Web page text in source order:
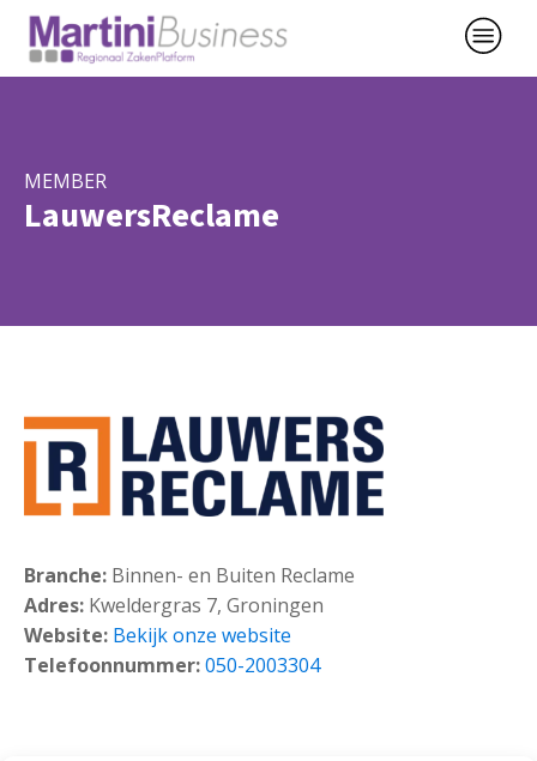
MEMBER
LauwersReclame
Branche: Binnen- en Buiten Reclame
Adres: Kweldergras 7, Groningen
Website: Bekijk onze website
Telefoonnummer:050-2003304